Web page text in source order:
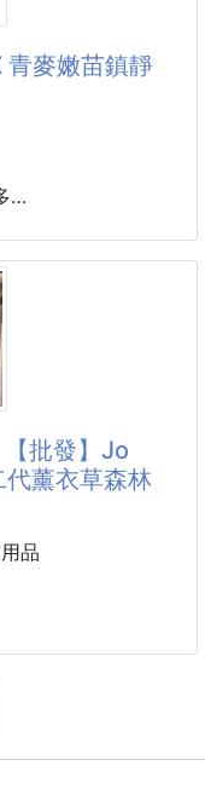
加入其他菇類加
味喔🤤
一碗🫕
青麥嫩苗鎮靜
手啊！
取物
批發】Jo
薰衣草森林
品
森林